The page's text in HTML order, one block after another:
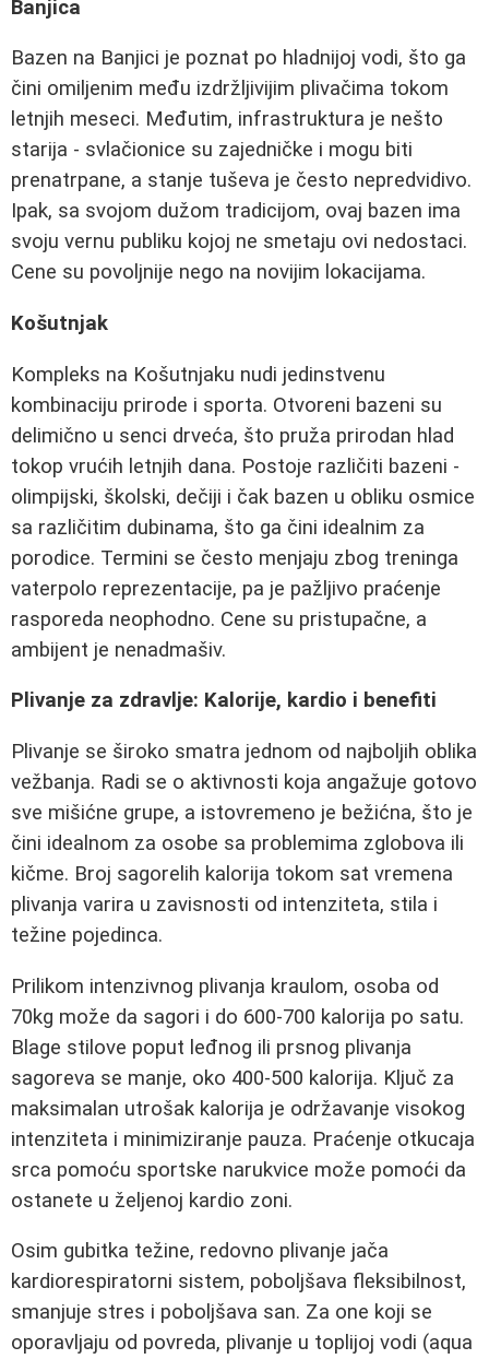
Banjica
Bazen na Banjici je poznat po hladnijoj vodi, što ga
čini omiljenim među izdržljivijim plivačima tokom
letnjih meseci. Međutim, infrastruktura je nešto
starija - svlačionice su zajedničke i mogu biti
prenatrpane, a stanje tuševa je često nepredvidivo.
Ipak, sa svojom dužom tradicijom, ovaj bazen ima
svoju vernu publiku kojoj ne smetaju ovi nedostaci.
Cene su povoljnije nego na novijim lokacijama.
Košutnjak
Kompleks na Košutnjaku nudi jedinstvenu
kombinaciju prirode i sporta. Otvoreni bazeni su
delimično u senci drveća, što pruža prirodan hlad
tokop vrućih letnjih dana. Postoje različiti bazeni -
olimpijski, školski, dečiji i čak bazen u obliku osmice
sa različitim dubinama, što ga čini idealnim za
porodice. Termini se često menjaju zbog treninga
vaterpolo reprezentacije, pa je pažljivo praćenje
rasporeda neophodno. Cene su pristupačne, a
ambijent je nenadmašiv.
Plivanje za zdravlje: Kalorije, kardio i benefiti
Plivanje se široko smatra jednom od najboljih oblika
vežbanja. Radi se o aktivnosti koja angažuje gotovo
sve mišićne grupe, a istovremeno je bežićna, što je
čini idealnom za osobe sa problemima zglobova ili
kičme. Broj sagorelih kalorija tokom sat vremena
plivanja varira u zavisnosti od intenziteta, stila i
težine pojedinca.
Prilikom intenzivnog plivanja kraulom, osoba od
70kg može da sagori i do 600-700 kalorija po satu.
Blage stilove poput leđnog ili prsnog plivanja
sagoreva se manje, oko 400-500 kalorija. Ključ za
maksimalan utrošak kalorija je održavanje visokog
intenziteta i minimiziranje pauza. Praćenje otkucaja
srca pomoću sportske narukvice može pomoći da
ostanete u željenoj kardio zoni.
Osim gubitka težine, redovno plivanje jača
kardiorespiratorni sistem, poboljšava fleksibilnost,
smanjuje stres i poboljšava san. Za one koji se
oporavljaju od povreda, plivanje u toplijoj vodi (aqua